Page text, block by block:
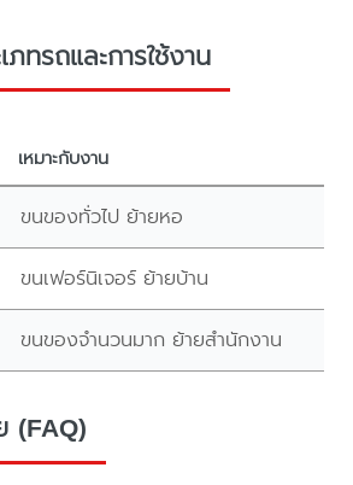
ภทรถและการใช้งาน
เหมาะกับงาน
ขนของทั่วไป ย้ายหอ
ขนเฟอร์นิเจอร์ ย้ายบ้าน
ขนของจำนวนมาก ย้ายสำนักงาน
(FAQ)